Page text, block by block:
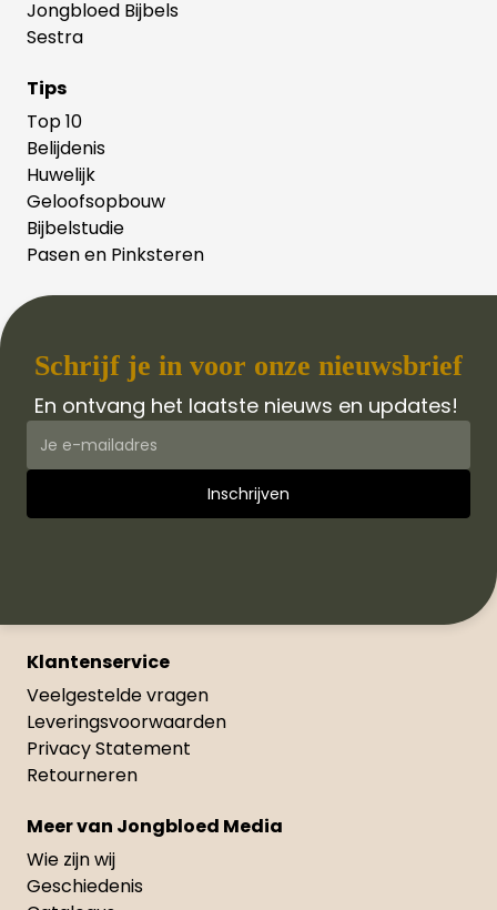
Jongbloed Bijbels
Sestra
Tips
Top 10
Belijdenis
Huwelijk
Geloofsopbouw
Bijbelstudie
Pasen en Pinksteren
Schrijf je in voor onze nieuwsbrief
En ontvang het laatste nieuws en updates!
Klantenservice
Veelgestelde vragen
Leveringsvoorwaarden
Privacy Statement
Retourneren
Meer van Jongbloed Media
Wie zijn wij
Geschiedenis